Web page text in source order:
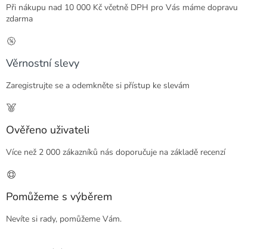
Při nákupu nad 10 000 Kč včetně DPH pro Vás máme dopravu
zdarma
Věrnostní slevy
Zaregistrujte se a odemkněte si přístup ke slevám
Ověřeno uživateli
Více než 2 000 zákazníků nás doporučuje na základě recenzí
Pomůžeme s výběrem
Nevíte si rady, pomůžeme Vám.